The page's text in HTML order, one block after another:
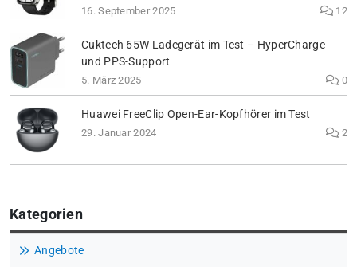
16. September 2025 12
Cuktech 65W Ladegerät im Test – HyperCharge
und PPS-Support
5. März 2025 0
Huawei FreeClip Open-Ear-Kopfhörer im Test
29. Januar 2024 2
Kategorien
Angebote